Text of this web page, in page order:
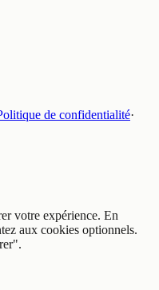
de confidentialité·
votre expérience. En
aux cookies optionnels.
.